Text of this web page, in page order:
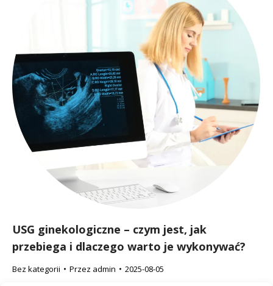
USG ginekologiczne – czym jest, jak
przebiega i dlaczego warto je wykonywać?
Bez kategorii Przez admin 2025-08-05